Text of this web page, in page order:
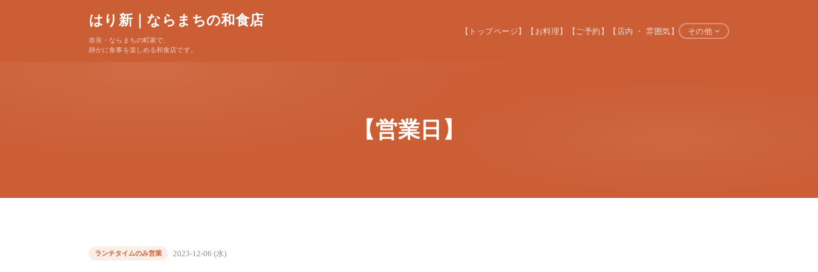
はり新｜ならまちの和食店
奈良・ならまちの町家で、
静かに食事を楽しめる和食店です。
【トップページ】 【お料理】 【ご予約】 【店内 ・ 雰囲気】 その他
【営業日】
ランチタイムのみ営業 2023-12-06 (水)